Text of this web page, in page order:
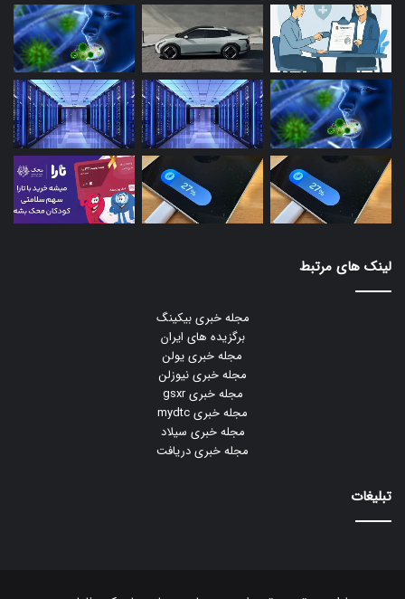
لینک های مرتبط
مجله خبری بیکینگ
برگزیده های ایران
مجله خبری یولن
مجله خبری نیوزلن
مجله خبری gsxr
مجله خبری mydtc
مجله خبری سیلاد
مجله خبری دریافت
تبلیغات